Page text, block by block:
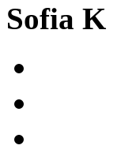
Sofia K